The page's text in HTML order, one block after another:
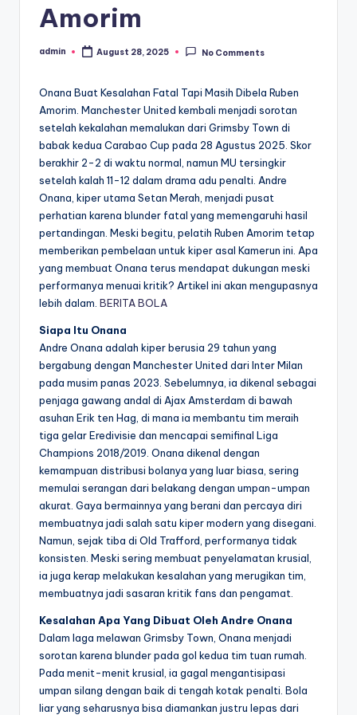
Amorim
Posted
admin August 28, 2025 No Comments
Onana Buat Kesalahan Fatal Tapi Masih Dibela Ruben
Amorim. Manchester United kembali menjadi sorotan
setelah kekalahan memalukan dari Grimsby Town di
babak kedua Carabao Cup pada 28 Agustus 2025. Skor
berakhir 2-2 di waktu normal, namun MU tersingkir
setelah kalah 11-12 dalam drama adu penalti. Andre
Onana, kiper utama Setan Merah, menjadi pusat
perhatian karena blunder fatal yang memengaruhi hasil
pertandingan. Meski begitu, pelatih Ruben Amorim tetap
memberikan pembelaan untuk kiper asal Kamerun ini. Apa
yang membuat Onana terus mendapat dukungan meski
performanya menuai kritik? Artikel ini akan mengupasnya
lebih dalam. BERITA BOLA
Siapa Itu Onana
Andre Onana adalah kiper berusia 29 tahun yang
bergabung dengan Manchester United dari Inter Milan
pada musim panas 2023. Sebelumnya, ia dikenal sebagai
penjaga gawang andal di Ajax Amsterdam di bawah
asuhan Erik ten Hag, di mana ia membantu tim meraih
tiga gelar Eredivisie dan mencapai semifinal Liga
Champions 2018/2019. Onana dikenal dengan
kemampuan distribusi bolanya yang luar biasa, sering
memulai serangan dari belakang dengan umpan-umpan
akurat. Gaya bermainnya yang berani dan percaya diri
membuatnya jadi salah satu kiper modern yang disegani.
Namun, sejak tiba di Old Trafford, performanya tidak
konsisten. Meski sering membuat penyelamatan krusial,
ia juga kerap melakukan kesalahan yang merugikan tim,
membuatnya jadi sasaran kritik fans dan pengamat.
Kesalahan Apa Yang Dibuat Oleh Andre Onana
Dalam laga melawan Grimsby Town, Onana menjadi
sorotan karena blunder pada gol kedua tim tuan rumah.
Pada menit-menit krusial, ia gagal mengantisipasi
umpan silang dengan baik di tengah kotak penalti. Bola
liar yang seharusnya bisa diamankan justru lepas dari